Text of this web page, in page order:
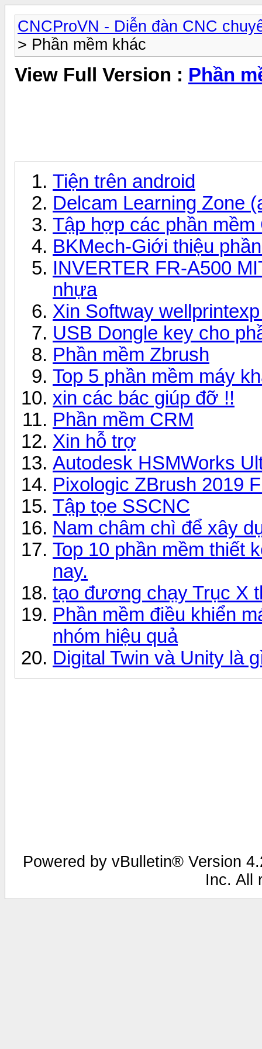
CNCProVN - Diễn đàn CNC
> Phần mềm khác
View Full Version : Phần
Tiện trên android
Delcam Learning Zone
Tập hợp các phần
BKMech-Giới thiệu
INVERTER FR-A500
nhựa
Xin Softway
USB Dongle key cho
Phần mềm Zbrush
Top 5 phần mềm máy
xin các bác giúp đỡ !!
Phần mềm CRM
Xin hỗ trợ
Autodesk HSMWorks
Pixologic ZBrush 2019
Tập tọe SSCNC
Nam châm chì để xây
Top 10 phần mềm thiết
nay.
tạo đương chạy Trục X
Phần mềm điều khiển
nhóm hiệu quả
Digital Twin và Unity là
Powered by vBulletin® Version
Inc. All